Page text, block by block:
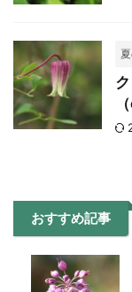
おすすめ記事